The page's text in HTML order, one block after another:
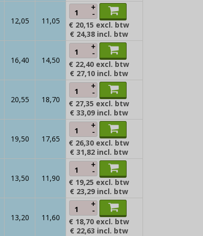
12,05 11,05
+
-
€ 20,15 excl. btw
€ 24,38 incl. btw
16,40 14,50
+
-
€ 22,40 excl. btw
€ 27,10 incl. btw
20,55 18,70
+
-
€ 27,35 excl. btw
€ 33,09 incl. btw
19,50 17,65
+
-
€ 26,30 excl. btw
€ 31,82 incl. btw
13,50 11,90
+
-
€ 19,25 excl. btw
€ 23,29 incl. btw
13,20 11,60
+
-
€ 18,70 excl. btw
€ 22,63 incl. btw